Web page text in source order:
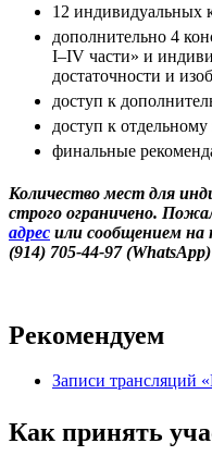
12 индивидуальных
дополнительно 4
I–IV части» и
достаточности и
доступ к
доступ к
финальные
Количество мест для
строго ограничено.
адрес или сообщением на
(914) 705-44-97
Рекомендуем
Записи трансляций
Как принять